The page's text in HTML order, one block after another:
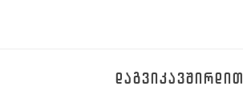
ᲓᲐᲒᲕᲘᲙᲐᲕᲨᲘᲠᲓᲘᲗ